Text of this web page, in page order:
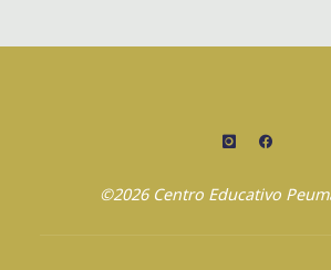
©2026 Centro Educativo